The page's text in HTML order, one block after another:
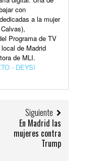
con
a la mujer
Programa de TV
local de Madrid
de MLI.
- DEYSI
Siguiente
En Madrid las
mujeres contra
Trump